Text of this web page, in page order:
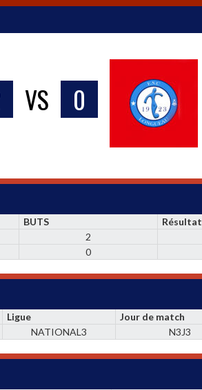
VS 0
BUTS
Résultat
2
0
Ligue Jour de match
NATIONAL3 N3J3